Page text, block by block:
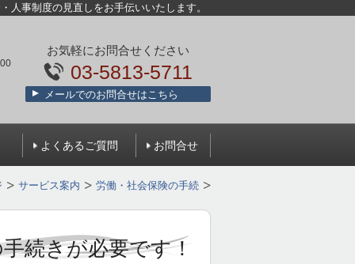
人事制度の見直しをお手伝いいたします。
お気軽にお問合せください
03-5813-5711
メールでのお問合せはこちら
よくあるご質問 お問合せ
サービス案内 労働・社会保険の手続
続きが必要です！